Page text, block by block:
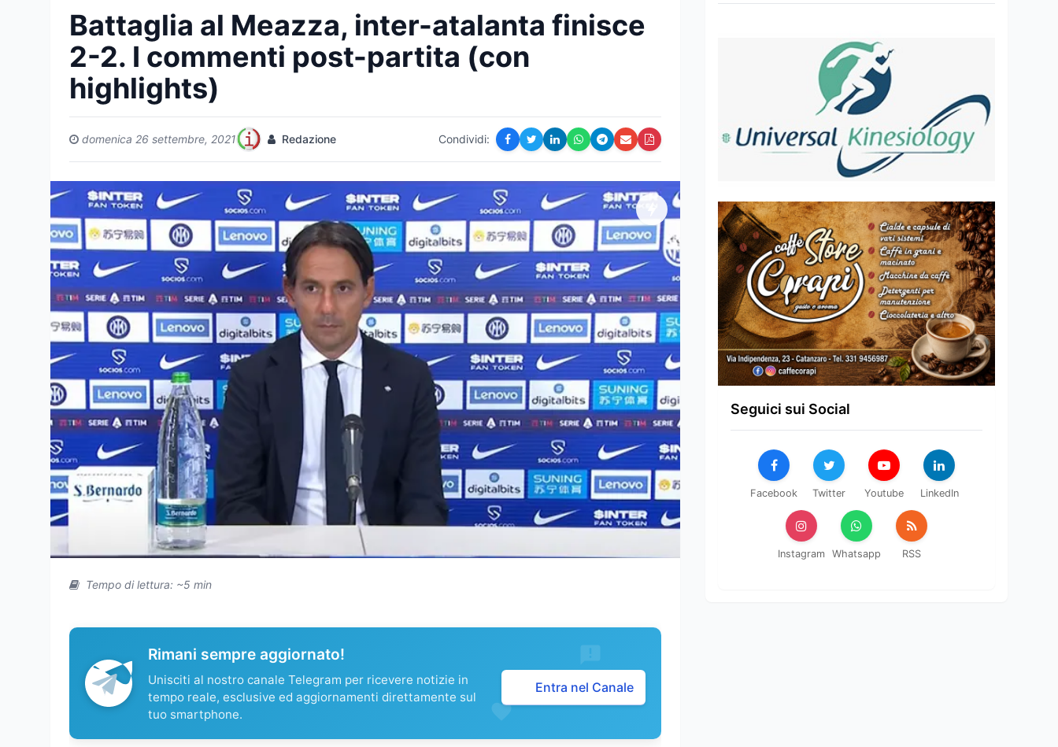
Battaglia al Meazza, inter-atalanta finisce
2-2. I commenti post-partita (con
highlights)
domenica 26 settembre, 2021 Redazione Condividi:
Tempo di lettura: ~5 min
Rimani sempre aggiornato!
Unisciti al nostro canale Telegram per ricevere notizie in
tempo reale, esclusive ed aggiornamenti direttamente sul
tuo smartphone.
Entra nel Canale
Seguici sui Social
Facebook Twitter Youtube LinkedIn
Instagram Whatsapp RSS